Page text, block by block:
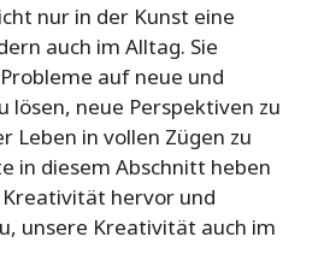
nur in der Kunst eine
auch im Alltag. Sie
auf neue und
lösen, neue Perspektiven zu
Leben in vollen Zügen zu
in diesem Abschnitt heben
hervor und
unsere Kreativität auch im